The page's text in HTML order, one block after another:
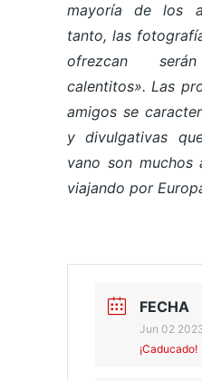
mayoría de los
tanto, las
ofrezcan
calentitos». Las
amigos se
y divulgativas
vano son muchos
viajando por
FECHA
Jun 02
¡Caducado!